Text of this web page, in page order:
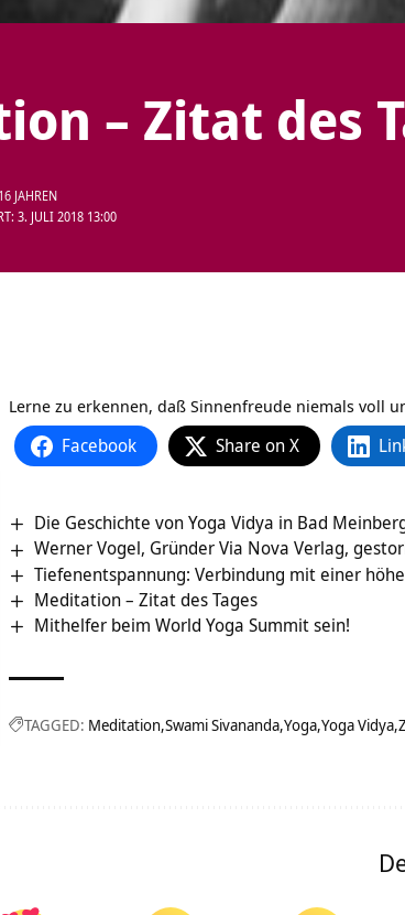
– Zitat des
3. JULI 2018 13:00
JAHREN
Lerne zu erkennen, daß Sinnenfreude niemals voll
Facebook Share on X
Die Geschichte von Yoga Vidya in Bad
Werner Vogel, Gründer Via Nova Verlag,
Tiefenentspannung: Verbindung mit einer
Meditation – Zitat des Tages
Mithelfer beim World Yoga Summit sein!
TAGGED: Meditation Swami Sivananda Yoga Yoga Vidya